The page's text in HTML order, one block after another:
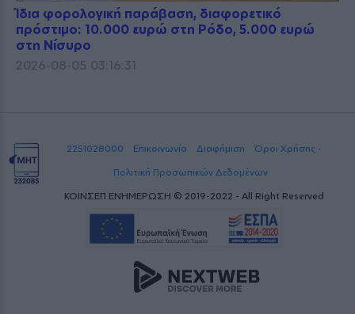
Ίδια φορολογική παράβαση, διαφορετικό
πρόστιμο: 10.000 ευρώ στη Ρόδο, 5.000 ευρώ
στη Νίσυρο
2026-08-05 03:16:31
2251028000 Επικοινωνία Διαφήμιση
Όροι Χρήσης -
Πολιτική Προσωπικών Δεδομένων
ΚΟΙΝΣΕΠ ΕΝΗΜΕΡΩΣΗ © 2019-2022 - All Right Reserved